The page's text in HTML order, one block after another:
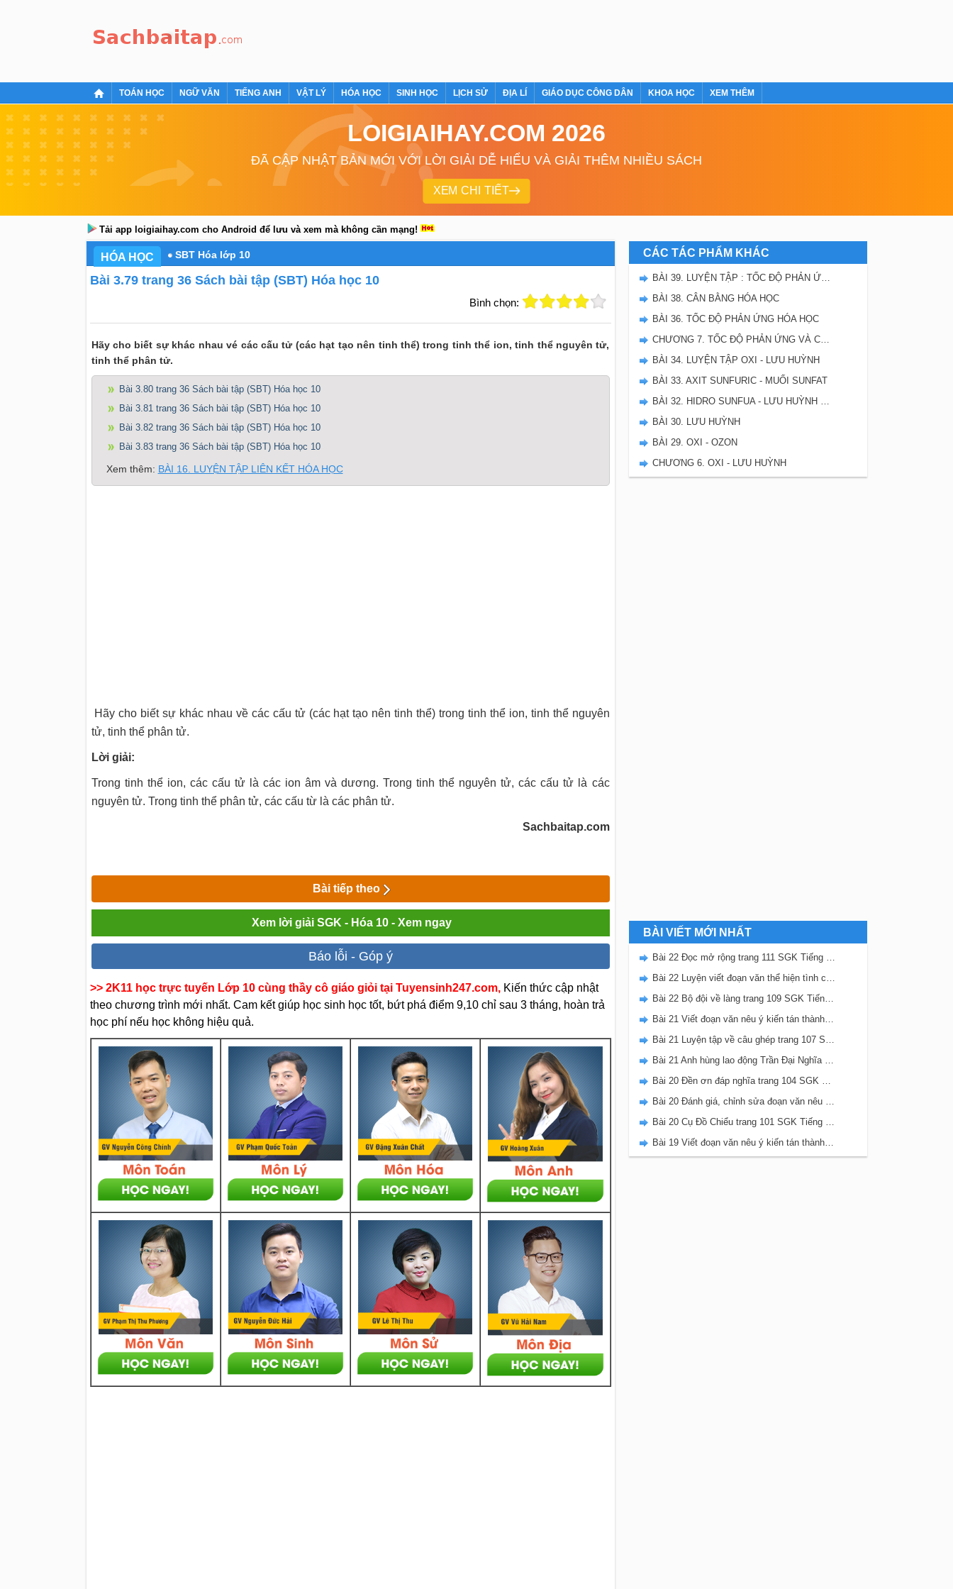
TOÁN HỌC NGỮ VĂN TIẾNG ANH VẬT LÝ HÓA HỌC SINH HỌC LỊCH SỬ ĐỊA LÍ GIÁO DỤC CÔNG DÂN KHOA HỌC XEM THÊM
LOIGIAIHAY.COM 2026
ĐÃ CẬP NHẬT BẢN MỚI VỚI LỜI GIẢI DỄ HIỂU VÀ GIẢI THÊM NHIỀU SÁCH
XEM CHI TIẾT
Tải app loigiaihay.com cho Android để lưu và xem mà không cần mạng!
HÓA HỌC SBT Hóa lớp 10
Bài 3.79 trang 36 Sách bài tập (SBT) Hóa học 10
Bình chọn:
Hãy cho biết sự khác nhau vé các cấu tử (các hạt tạo nên tinh thể) trong tinh thể ion, tinh thể nguyên tử,
tinh thể phân tử.
Bài 3.80 trang 36 Sách bài tập (SBT) Hóa học 10
Bài 3.81 trang 36 Sách bài tập (SBT) Hóa học 10
Bài 3.82 trang 36 Sách bài tập (SBT) Hóa học 10
Bài 3.83 trang 36 Sách bài tập (SBT) Hóa học 10
Xem thêm: BÀI 16. LUYỆN TẬP LIÊN KẾT HÓA HỌC
Hãy cho biết sự khác nhau về các cấu tử (các hạt tạo nên tinh thể) trong tinh thể ion, tinh thể nguyên
tử, tinh thể phân tử.
Lời giải:
Trong tinh thể ion, các cấu tử là các ion âm và dương. Trong tinh thể nguyên tử, các cấu tử là các
nguyên tử. Trong tinh thể phân tử, các cấu từ là các phân tử.
Sachbaitap.com
Bài tiếp theo
Xem lời giải SGK - Hóa 10 - Xem ngay
Báo lỗi - Góp ý
>> 2K11 học trực tuyến Lớp 10 cùng thầy cô giáo giỏi tại Tuyensinh247.com,Kiến thức cập nhật
theo chương trình mới nhất. Cam kết giúp học sinh học tốt, bứt phá điểm 9,10 chỉ sau 3 tháng, hoàn trả
học phí nếu học không hiệu quả.
CÁC TÁC PHẨM KHÁC
BÀI 39. LUYỆN TẬP : TỐC ĐỘ PHẢN ỨNG VÀ CÂN BẰNG HÓA HỌC
BÀI 38. CÂN BẰNG HÓA HỌC
BÀI 36. TỐC ĐỘ PHẢN ỨNG HÓA HỌC
CHƯƠNG 7. TỐC ĐỘ PHẢN ỨNG VÀ CÂN BẰNG HÓA HỌC - SBT HÓA 10
BÀI 34. LUYỆN TẬP OXI - LƯU HUỲNH
BÀI 33. AXIT SUNFURIC - MUỐI SUNFAT
BÀI 32. HIDRO SUNFUA - LƯU HUỲNH DIOXIT - LƯU HUYNH TRIOXIT
BÀI 30. LƯU HUỲNH
BÀI 29. OXI - OZON
CHƯƠNG 6. OXI - LƯU HUỲNH
BÀI VIẾT MỚI NHẤT
Bài 22 Đọc mở rộng trang 111 SGK Tiếng Việt 5 Kết nối tri thức tập 2
Bài 22 Luyện viết đoạn văn thể hiện tình cảm, cảm xúc về một sự việc trang 111 SGK Tiếng Việt 5 Kết nối tri thức tập 2
Bài 22 Bộ đội về làng trang 109 SGK Tiếng Việt 5 Kết nối tri thức tập 2
Bài 21 Viết đoạn văn nêu ý kiến tán thành một sự việc, hiện tượng (Bài viết số 2) trang 108 SGK Tiếng Việt 5 Kết nối tri thức tập 2
Bài 21 Luyện tập về câu ghép trang 107 SGK Tiếng Việt 5 Kết nối tri thức tập 2
Bài 21 Anh hùng lao động Trần Đại Nghĩa trang 106 SGK Tiếng Việt 5 Kết nối tri thức tập 2
Bài 20 Đền ơn đáp nghĩa trang 104 SGK Tiếng Việt 5 Kết nối tri thức tập 2
Bài 20 Đánh giá, chỉnh sửa đoạn văn nêu ý kiến tán thành một sự vật, hiện tượng trang 103 SGK Tiếng Việt 5 Kết nối tri thức tập 2
Bài 20 Cụ Đồ Chiểu trang 101 SGK Tiếng Việt 5 Kết nối tri thức tập 2
Bài 19 Viết đoạn văn nêu ý kiến tán thành một sự việc, hiện tượng (Bài viết số 1) trang 100 SGK Tiếng Việt 5 Kết nối tri thức tập 2